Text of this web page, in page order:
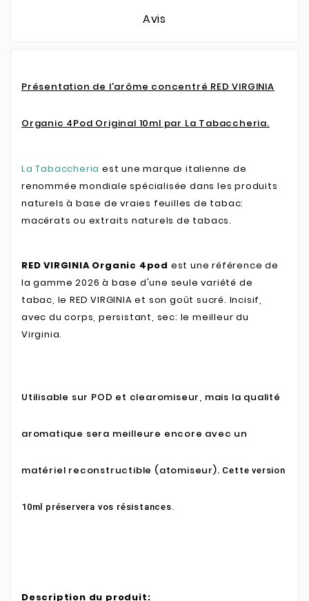
Avis
Présentation de l'arôme concentré RED VIRGINIA
Organic 4Pod Original 10ml par La Tabaccheria.
La Tabaccheriaest une marque italienne de
renommée mondiale spécialisée dans les produits
naturels à base de vraies feuilles de tabac:
macérats ou extraits naturels de tabacs.
RED VIRGINIA Organic 4pod est une référence de
la gamme 2026 à base d'une seule variété de
tabac, le RED VIRGINIA et son goût sucré. Incisif,
avec du corps, persistant, sec: le meilleur du
Virginia.
Utilisable sur POD et clearomiseur, mais la qualité
aromatique sera meilleure encore avec un
matériel reconstructible (atomiseur). Cette version
10ml préservera vos résistances.
Description du produit: